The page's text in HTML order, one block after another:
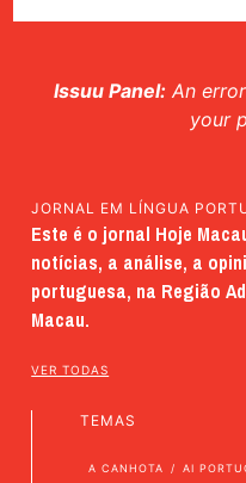
Issuu Panel: An
your
JORNAL EM LÍNGUA
Este é o jornal Hoje
notícias, a análise, a
portuguesa, na Região
Macau.
VER TODAS
TEMAS
A CANHOTA AI